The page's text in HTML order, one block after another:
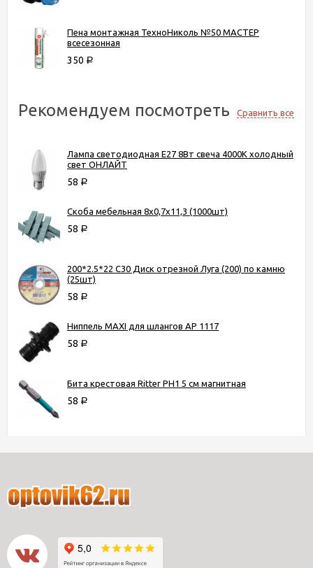
Пена монтажная ТехноНиколь №50 МАСТЕР
всесезонная
350 Р
Рекомендуем посмотреть Сравнить все
Лампа светодиодная Е27 8Вт свеча 4000К холодный
свет ОНЛАЙТ
58 Р
Скоба мебельная 8х0,7х11,3 (1000шт)
58 Р
200*2.5*22 C30 Диск отрезной Луга (200) по камню
(25шт)
58 Р
Ниппель MAXI для шлангов AP 1117
58 Р
Бита крестовая Ritter PH1 5 см магнитная
58 Р